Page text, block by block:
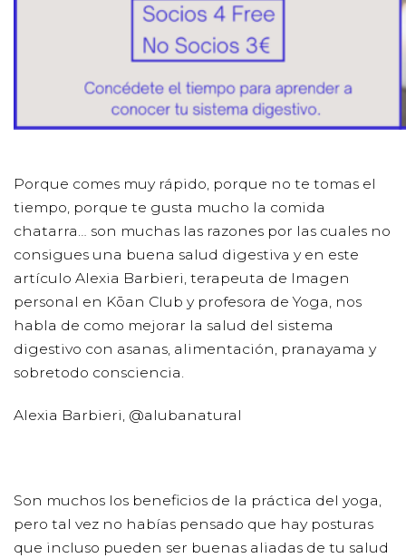
Porque comes muy rápido, porque no te tomas el
tiempo, porque te gusta mucho la comida
chatarra… son muchas las razones por las cuales no
consigues una buena salud digestiva y en este
artículo Alexia Barbieri, terapeuta de Imagen
personal en Kōan Club y profesora de Yoga, nos
habla de como mejorar la salud del sistema
digestivo con asanas, alimentación, pranayama y
sobretodo consciencia.
Alexia Barbieri, @alubanatural
Son muchos los beneficios de la práctica del yoga,
pero tal vez no habías pensado que hay posturas
que incluso pueden ser buenas aliadas de tu salud